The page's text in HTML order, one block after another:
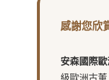
感謝您欣
安森國際